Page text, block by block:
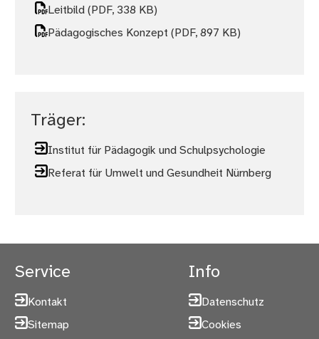
Leitbild (PDF, 338 KB)
Pädagogisches Konzept (PDF, 897 KB)
Träger:
Institut für Pädagogik und Schulpsychologie
Referat für Umwelt und Gesundheit Nürnberg
Service
Kontakt
Sitemap
Info
Datenschutz
Cookies